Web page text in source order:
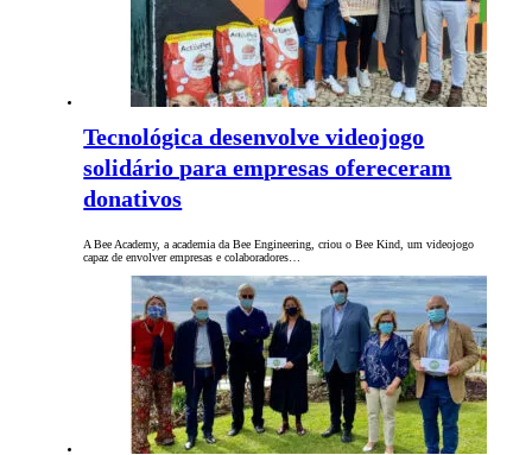
Tecnológica desenvolve videojogo
solidário para empresas ofereceram
donativos
A Bee Academy, a academia da Bee Engineering, criou o Bee Kind, um videojogo
capaz de envolver empresas e colaboradores…